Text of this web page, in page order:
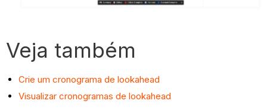
Veja também
Crie um cronograma de lookahead
Visualizar cronogramas de lookahead